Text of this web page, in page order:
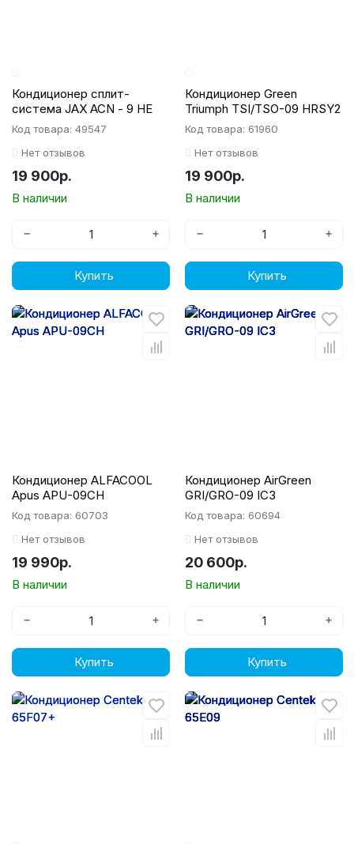
Кондиционер сплит-
система JAX ACN - 9 HE
Код товара: 49547
Нет отзывов
19 900р.
В наличии
− +
Купить
Кондиционер Green
Triumph TSI/TSO-09 HRSY2
Код товара: 61960
Нет отзывов
19 900р.
В наличии
− +
Купить
Кондиционер ALFACOOL
Apus APU-09CH
Код товара: 60703
Нет отзывов
19 990р.
В наличии
− +
Купить
Кондиционер AirGreen
GRI/GRO-09 IC3
Код товара: 60694
Нет отзывов
20 600р.
В наличии
− +
Купить